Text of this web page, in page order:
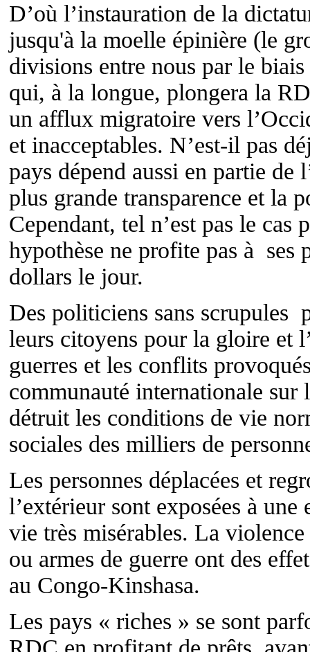
D’où l’instauration de la
jusqu'à la moelle épinière (le
divisions entre nous par le
qui, à la longue, plongera la
un afflux migratoire vers
et inacceptables. N’est-il pas
pays dépend aussi en partie de
plus grande transparence et la
Cependant, tel n’est pas le
hypothèse ne profite pas à ses
dollars le jour.
Des politiciens sans scrupules
leurs citoyens pour la gloire et
guerres et les conflits
communauté internationale
détruit les conditions de vie
sociales des milliers de
Les personnes déplacées et
l’extérieur sont exposées à
vie très misérables. La
ou armes de guerre ont des
au Congo-Kinshasa.
Les pays « riches » se sont